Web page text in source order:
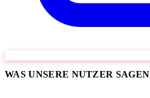
WAS UNSERE NUTZER SAGEN